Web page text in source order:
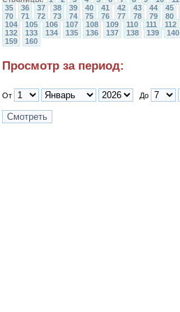
35
36 37 38 39 40 41 42 43 44 45
70
71 72 73 74 75 76 77 78 79 80
104
105 106 107 108 109 110 111 112
132
133 134 135 136 137 138 139 140
159
160
Просмотр за период:
От До